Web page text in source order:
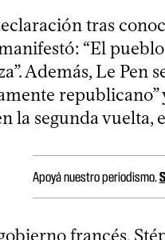
tras
“El
Además, Le Pen
republicano”
la segunda vuelta,
Apoyá nuestro periodismo.
francés,